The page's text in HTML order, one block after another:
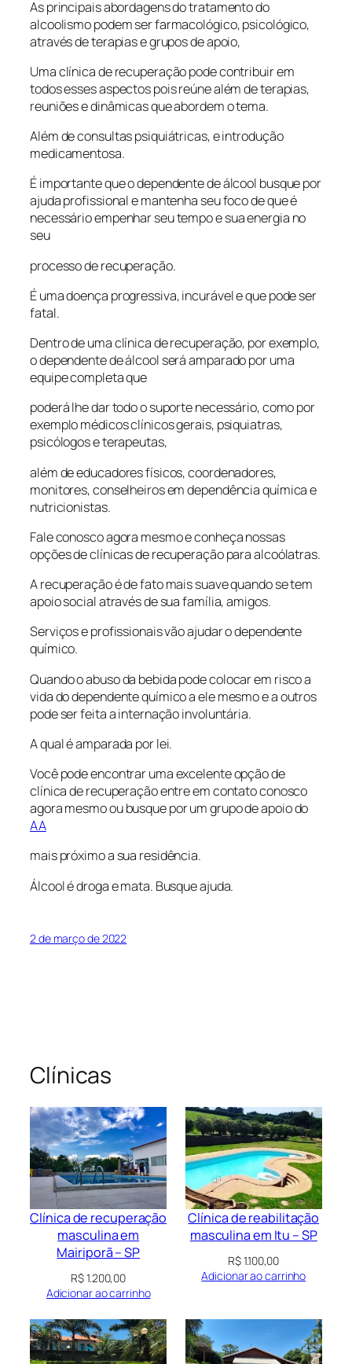
As principais abordagens do tratamento do
alcoolismo podem ser farmacológico, psicológico,
através de terapias e grupos de apoio,
Uma clínica de recuperação pode contribuir em
todos esses aspectos pois reúne além de terapias,
reuniões e dinâmicas que abordem o tema.
Além de consultas psiquiátricas, e introdução
medicamentosa.
É importante que o dependente de álcool busque por
ajuda profissional e mantenha seu foco de que é
necessário empenhar seu tempo e sua energia no
seu
processo de recuperação.
É uma doença progressiva, incurável e que pode ser
fatal.
Dentro de uma clínica de recuperação, por exemplo,
o dependente de álcool será amparado por uma
equipe completa que
poderá lhe dar todo o suporte necessário, como por
exemplo médicos clínicos gerais, psiquiatras,
psicólogos e terapeutas,
além de educadores físicos, coordenadores,
monitores, conselheiros em dependência química e
nutricionistas.
Fale conosco agora mesmo e conheça nossas
opções de clínicas de recuperação para alcoólatras.
A recuperação é de fato mais suave quando se tem
apoio social através de sua família, amigos.
Serviços e profissionais vão ajudar o dependente
químico.
Quando o abuso da bebida pode colocar em risco a
vida do dependente químico a ele mesmo e a outros
pode ser feita a internação involuntária.
A qual é amparada por lei.
Você pode encontrar uma excelente opção de
clínica de recuperação entre em contato conosco
agora mesmo ou busque por um grupo de apoio do
AA
mais próximo a sua residência.
Álcool é droga e mata. Busque ajuda.
2 de março de 2022
Clínicas
Clínica de recuperação
masculina em
Mairiporã – SP
R$1.200,00
Adicionar ao carrinho
Clínica de reabilitação
masculina em Itu – SP
R$1.100,00
Adicionar ao carrinho